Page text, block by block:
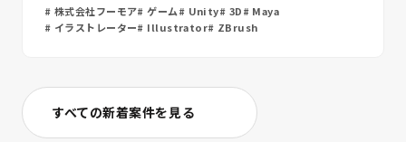
株式会社フーモア ゲーム Unity 3D Maya
イラストレーター
Illustrator ZBrush
すべての新着案件を見る